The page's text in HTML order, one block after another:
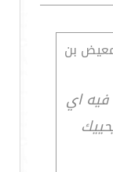
بن
فيه اي